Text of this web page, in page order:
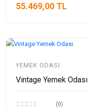
55.469,00 TL
YEMEK ODASI
Vintage Yemek Odası
(0)